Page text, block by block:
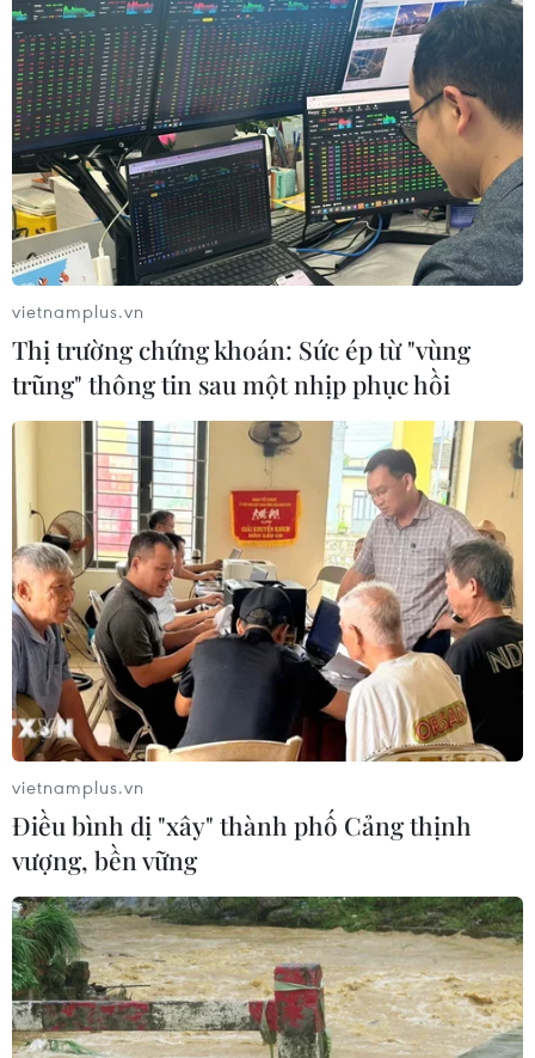
vietnamplus.vn
Thị trường chứng khoán: Sức ép từ "vùng
trũng" thông tin sau một nhịp phục hồi
vietnamplus.vn
Điều bình dị "xây" thành phố Cảng thịnh
vượng, bền vững